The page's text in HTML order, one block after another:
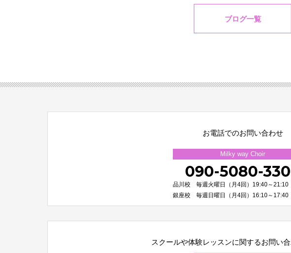
ブログ一覧
お電話でのお問い合わせ
Milky way Choir
090-5080-
品川校 毎週火曜日（月4回）19:40～21:10
銀座校 毎週日曜日（月4回）16:10～17:40
スクールや体験レッスンに関するお問い